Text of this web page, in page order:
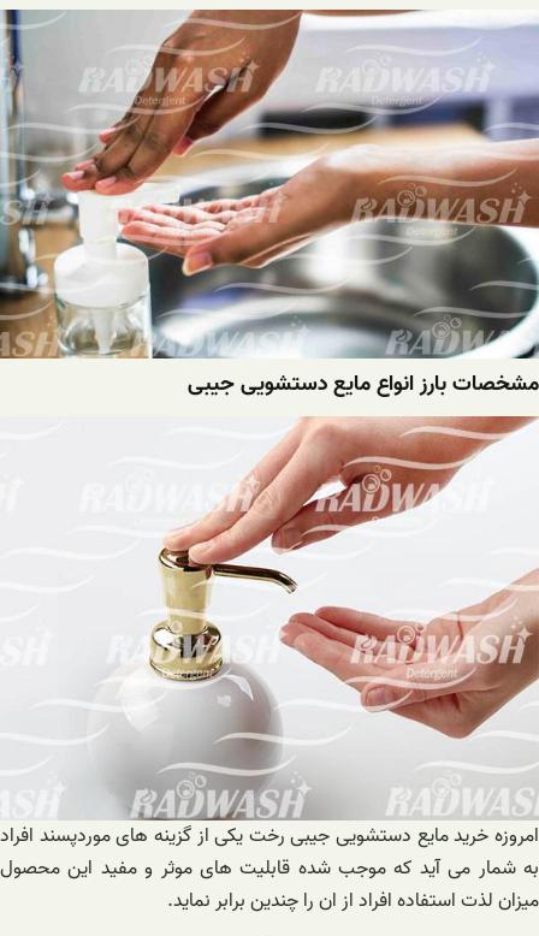
مشخصات بارز انواع مایع دستشویی جیبی
امروزه خرید مایع دستشویی جیبی رخت یکی از گزینه های موردپسند افراد
به شمار می آید که موجب شده قابلیت های موثر و مفید این محصول
میزان لذت استفاده افراد از ان را چندین برابر نماید.